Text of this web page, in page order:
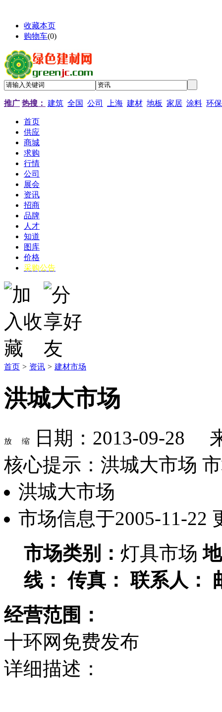
收藏本页
购物车(0)
推广 热搜： 建筑 全国 公司 上海 建材 地板 家居 涂料 环保
首页
供应
商城
求购
行情
公司
展会
资讯
招商
品牌
人才
知道
图库
价格
采购公告
首页 > 资讯 > 建材市场
洪城大市场
日期：2013-09-28
核心提示：洪城大市场
洪城大市场
市场信息于2005-11-22
市场类别： 灯具市场
线： 传真： 联系人：
经营范围：
十环网免费发布
详细描述：